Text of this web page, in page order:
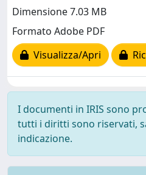
Dimensione 7.03 MB
Formato Adobe PDF
Visualizza/Apri
I documenti in IRIS sono
tutti i diritti sono riservati,
indicazione.